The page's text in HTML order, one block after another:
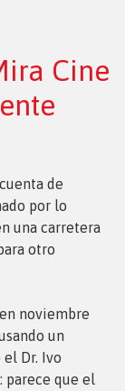
Cine
de
por lo
una carretera
otro
noviembre
un
Dr. Ivo
parece que el